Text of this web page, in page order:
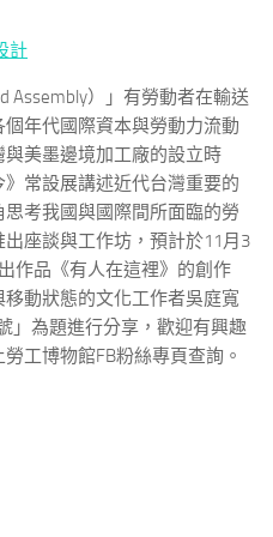
計
Assembly）」有勞動者在輸送
年代國際資本與勞動力流動
美墨邊境加工廠的設立時
常設展講述近代台灣重要的
考我國與國際間所面臨的勞
座談與工作坊，預計於11月3
作品《有人在這裡》的創作
動狀態的文化工作者吳庭寬
」為題進行分享，歡迎有興趣
工博物館FB粉絲專頁查詢。